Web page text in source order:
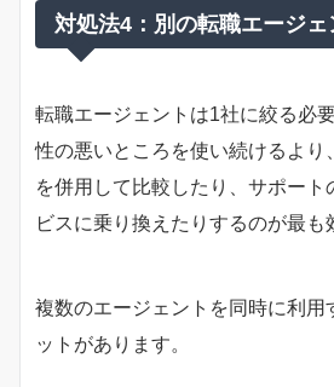
対処法4：別の転職エージ
転職エージェントは1社に絞る必
性の悪いところを使い続けるより
を併用して比較したり、サポート
ビスに乗り換えたりするのが最も
複数のエージェントを同時に利用
ットがあります。